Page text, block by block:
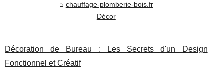
chauffage-plomberie-bois.fr
Décor
Décoration de Bureau : Les Secrets d'un Design
Fonctionnel et Créatif